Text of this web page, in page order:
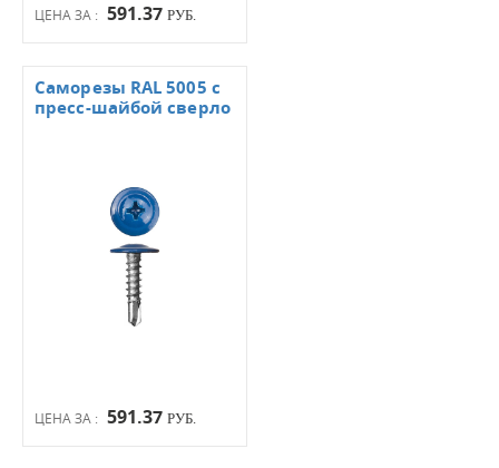
ЦЕНА ЗА : 591.37 РУБ.
ЦЕНА ЗА : 591.37 РУБ.
Саморезы RAL 5005 с
пресс-шайбой сверло